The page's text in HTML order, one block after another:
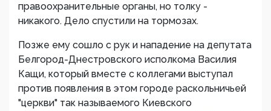
правоохранительные органы, но толку -
никакого. Дело спустили на тормозах.
Позже ему сошло с рук и нападение на депутата
Белгород-Днестровского исполкома Василия
Кащи, который вместе с коллегами выступал
против появления в этом городе раскольничьей
"церкви" так называемого Киевского